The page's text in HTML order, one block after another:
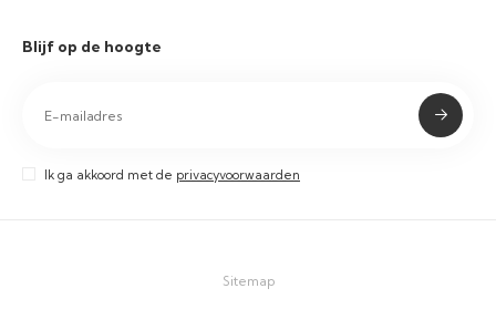
Blijf op de hoogte
Ik ga akkoord met de privacyvoorwaarden
Sitemap